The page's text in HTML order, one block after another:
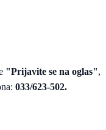
"Prijavite se na oglas",
033/623-502.